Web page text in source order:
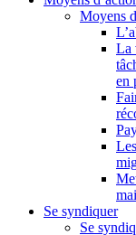
Moyens
La
en
Se syndiquer
Se